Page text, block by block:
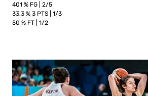
401 % FG | 2/5
33,3 % 3 PTS | 1/3
50 % FT | 1/2